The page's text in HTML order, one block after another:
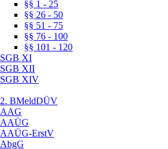
§§ 1 - 25
§§ 26 - 50
§§ 51 - 75
§§ 76 - 100
§§ 101 - 120
SGB XI
SGB XII
SGB XIV
2. BMeldDÜV
AAG
AAÜG
AAÜG-ErstV
AbgG